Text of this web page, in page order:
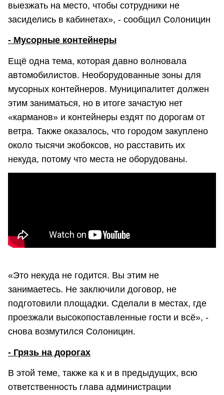
выезжать на место, чтобы сотрудники не
засиделись в кабинетах», - сообщил Солоницин
- Мусорные контейнеры
Ещё одна тема, которая давно волновала
автомобилистов. Необорудованные зоны для
мусорных контейнеров. Муниципалитет должен
этим заниматься, но в итоге зачастую нет
«карманов» и контейнеры ездят по дорогам от
ветра. Также оказалось, что городом закуплено
около тысячи экобоксов, но расставить их
некуда, потому что места не оборудованы.
«Это некуда не годится. Вы этим не
занимаетесь. Не заключили договор, не
подготовили площадки. Сделали в местах, где
проезжали высокопоставленные гости и всё», -
снова возмутился Солоницин.
- Грязь на дорогах
В этой теме, также ка к и в предыдущих, всю
ответственность глава администрации